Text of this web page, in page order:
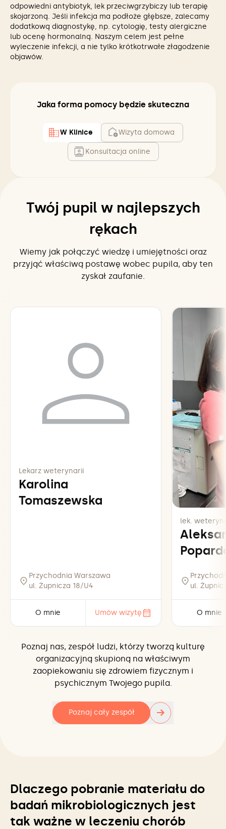
odpowiedni antybiotyk, lek przeciwgrzybiczy lub terapię
skojarzoną. Jeśli infekcja ma podłoże głębsze, zalecamy
dodatkową diagnostykę, np. cytologię, testy alergiczne
lub ocenę hormonalną. Naszym celem jest pełne
wyleczenie infekcji, a nie tylko krótkotrwałe złagodzenie
objawów.
Jaka forma pomocy będzie skuteczna
W Klinice Wizyta domowa
Konsultacja online
Twój pupil w najlepszych
rękach
Wiemy jak połączyć wiedzę i umiejętności oraz
przyjąć właściwą postawę wobec pupila, aby ten
zyskał zaufanie.
Lekarz weterynarii
Karolina
Tomaszewska
Przychodnia Warszawa
ul. Żupnicza 18/U4
O mnie Umów wizytę
lek.
ul.
O mnie
Poznaj nas, zespół ludzi, którzy tworzą kulturę
organizacyjną skupioną na właściwym
zaopiekowaniu się zdrowiem fizycznym i
psychicznym Twojego pupila.
Poznaj cały zespół →
Dlaczego pobranie materiału do
badań mikrobiologicznych jest
tak ważne w leczeniu chorób